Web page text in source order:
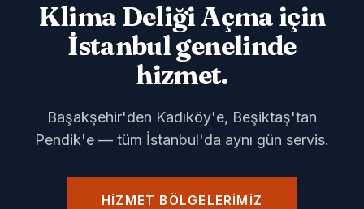
Klima Deliği Açma için
İstanbul genelinde
hizmet.
Başakşehir'den Kadıköy'e, Beşiktaş'tan
Pendik'e — tüm İstanbul'da aynı gün servis.
HIZMET BÖLGELERIMIZ